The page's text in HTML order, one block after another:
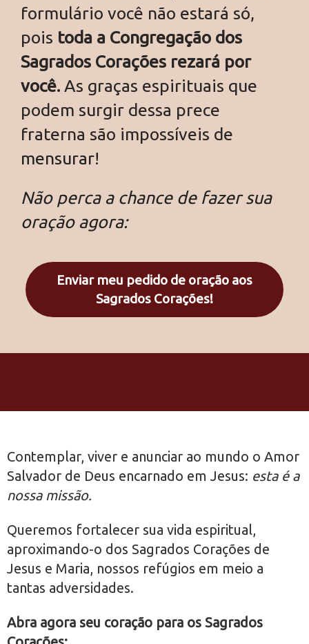
formulário você não estará só,
pois toda a Congregação dos
Sagrados Corações rezará por
você. As graças espirituais que
podem surgir dessa prece
fraterna são impossíveis de
mensurar!
Não perca a chance de fazer sua
oração agora:
Enviar meu pedido de oração aos
Sagrados Corações!
Contemplar, viver e anunciar ao mundo o Amor
Salvador de Deus encarnado em Jesus: esta é a
nossa missão.
Queremos fortalecer sua vida espiritual,
aproximando-o dos Sagrados Corações de
Jesus e Maria, nossos refúgios em meio a
tantas adversidades.
Abra agora seu coração para os Sagrados